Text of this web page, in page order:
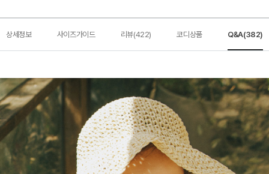
상세정보 사이즈가이드 리뷰(422) 코디상품 Q&A(382)